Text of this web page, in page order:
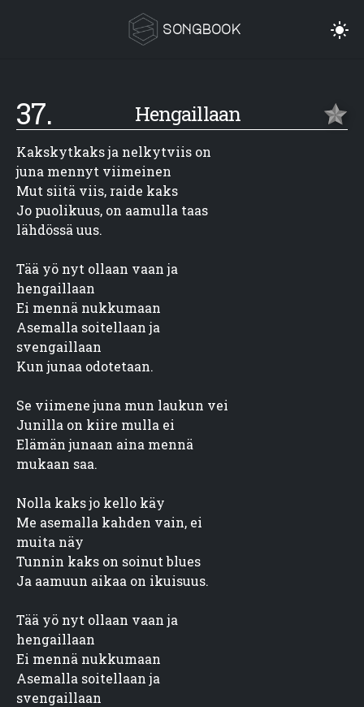
songbook
37. Hengaillaan
Kakskytkaks ja nelkytviis on
juna mennyt viimeinen
Mut siitä viis, raide kaks
Jo puolikuus, on aamulla taas
lähdössä uus.
Tää yö nyt ollaan vaan ja
hengaillaan
Ei mennä nukkumaan
Asemalla soitellaan ja
svengaillaan
Kun junaa odotetaan.
Se viimene juna mun laukun vei
Junilla on kiire mulla ei
Elämän junaan aina mennä
mukaan saa.
Nolla kaks jo kello käy
Me asemalla kahden vain, ei
muita näy
Tunnin kaks on soinut blues
Ja aamuun aikaa on ikuisuus.
Tää yö nyt ollaan vaan ja
hengaillaan
Ei mennä nukkumaan
Asemalla soitellaan ja
svengaillaan